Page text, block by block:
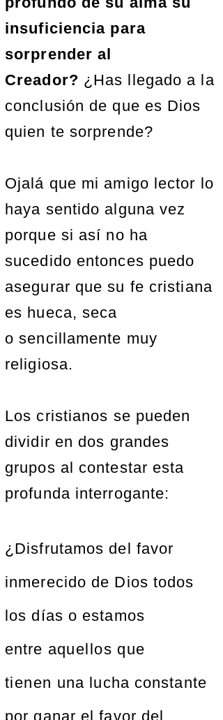
insuficiencia para
sorprender al
Creador? ¿Has llegado a la
conclusión de que es Dios
quien te sorprende?
Ojalá que mi amigo lector lo
haya sentido alguna vez
porque si así no ha
sucedido entonces puedo
asegurar que su fe cristiana
es hueca, seca
o sencillamente muy
religiosa.
Los cristianos se pueden
dividir en dos grandes
grupos al contestar esta
profunda interrogante:
¿Disfrutamos del favor
inmerecido de Dios todos
los días o estamos
entre aquellos que
tienen una lucha constante
por ganar el favor del